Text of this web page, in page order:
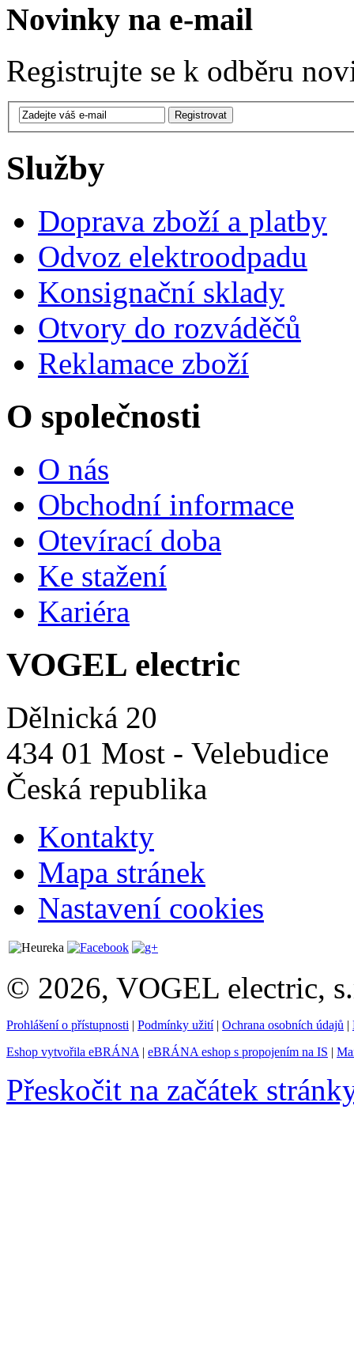
Novinky na e-mail
Registrujte se k odběru
Služby
Doprava zboží a platby
Odvoz elektroodpadu
Konsignační sklady
Otvory do rozváděčů
Reklamace zboží
O společnosti
O nás
Obchodní informace
Otevírací doba
Ke stažení
Kariéra
VOGEL electric
Dělnická 20
434 01 Most - Velebudice
Česká republika
Kontakty
Mapa stránek
Nastavení cookies
© 2026, VOGEL electric,
Prohlášení o přístupnosti | Podmínky užití| Ochrana osobních údajů |
Eshop vytvořila eBRÁNA | eBRÁNA eshop s propojením na IS |
Přeskočit na začátek